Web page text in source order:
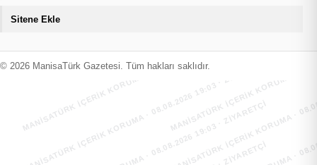
Sitene Ekle
© 2026 ManisaTürk Gazetesi. Tüm hakları saklıdır.
MANİSATÜRK İÇERİK KORUMA · 08.08.2026 19:03 · ZIYARETÇI
MANİSATÜRK İÇERİK KORUMA
MANİSATÜRK İÇERİK KORUMA · 08.08.2026 19:03 · ZIYARETÇI
MANİSATÜRK İÇERİK KORUMA